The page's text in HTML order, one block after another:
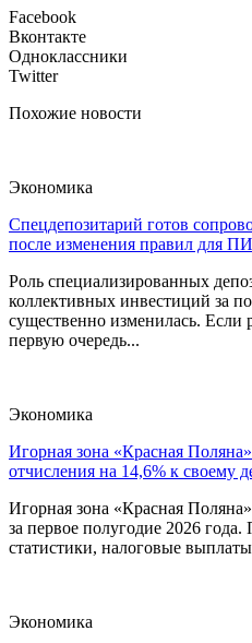
Facebook
Вконтакте
Одноклассники
Twitter
Похожие новости
Экономика
Спецдепозитарий готов
после изменения правил для
Роль специализированных
коллективных инвестиций за
существенно изменилась. Если
первую очередь...
Экономика
Игорная зона «Красная
отчисления на 14,6% к своему
Игорная зона «Красная
за первое полугодие 2026
статистики, налоговые
Экономика